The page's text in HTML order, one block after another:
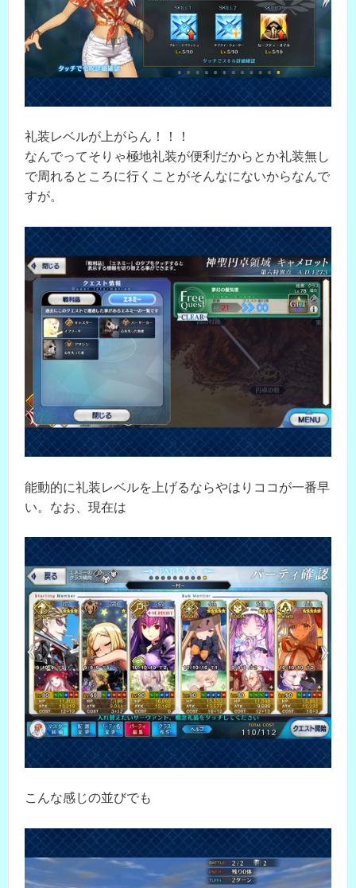
礼装レベルが上がらん！！！
なんでってそりゃ極地礼装が便利だからとか礼装無し
で周れるところに行くことがそんなにないからなんで
すが。
能動的に礼装レベルを上げるならやはりココが一番早
い。なお、現在は
こんな感じの並びでも